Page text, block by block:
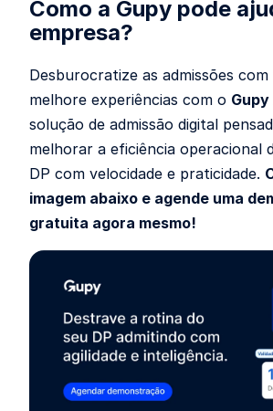
Como a Gupy pode
empresa?
Desburocratize as admissões com
melhore experiências com o
solução de admissão digital
melhorar a eficiência operacional
DP com velocidade e praticidade.
imagem abaixo e agende uma
gratuita agora mesmo!